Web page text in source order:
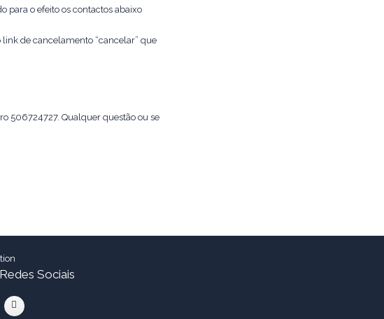
para o efeito os contactos abaixo
de cancelamento “cancelar” que
506724727. Qualquer questão ou se
Sociais